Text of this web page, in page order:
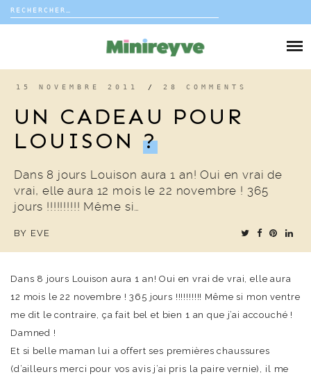
Rechercher :
DÉCO
COUP DE COEUR
EDITORIAL
15 NOVEMBRE 2011 / 28 COMMENTS
UN CADEAU POUR
LOUISON ?
Dans 8 jours Louison aura 1 an! Oui en vrai de
vrai, elle aura 12 mois le 22 novembre ! 365
jours !!!!!!!!!! Même si…
BY EVE
Dans 8 jours Louison aura 1 an! Oui en vrai de vrai, elle aura
12 mois le 22 novembre ! 365 jours !!!!!!!!!! Même si mon ventre
me dit le contraire, ça fait bel et bien 1 an que j’ai accouché !
Damned !
Et si belle maman lui a offert ses premières chaussures
(d’ailleurs merci pour vos avis j’ai pris la paire vernie), il me